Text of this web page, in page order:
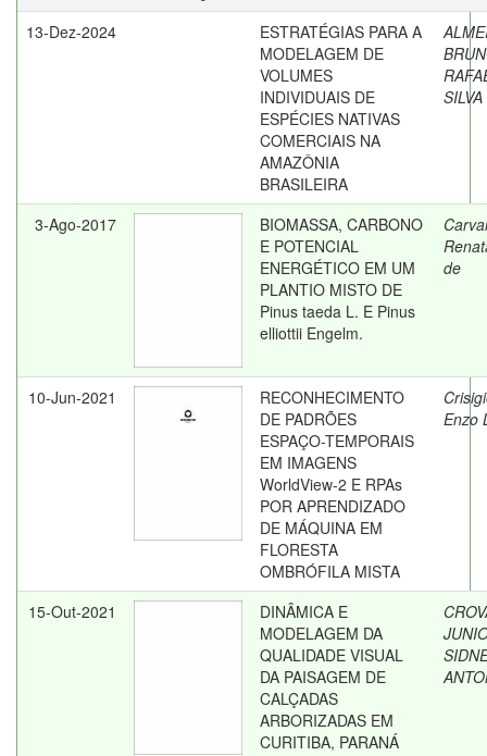
13-Dez-2024
ESTRATÉGIAS PARA A
MODELAGEM DE
VOLUMES
INDIVIDUAIS DE
ESPÉCIES NATIVAS
COMERCIAIS NA
AMAZÔNIA
BRASILEIRA
3-Ago-2017
BIOMASSA, CARBONO
E POTENCIAL
ENERGÉTICO EM UM
PLANTIO MISTO DE
Pinus taeda L. E Pinus
elliottii Engelm.
de
10-Jun-2021
RECONHECIMENTO
DE PADRÕES
ESPAÇO-TEMPORAIS
EM IMAGENS
WorldView-2 E RPAs
POR APRENDIZADO
DE MÁQUINA EM
FLORESTA
OMBRÓFILA MISTA
Enzo
15-Out-2021
DINÂMICA E
MODELAGEM DA
QUALIDADE VISUAL
DA PAISAGEM DE
CALÇADAS
ARBORIZADAS EM
CURITIBA, PARANÁ